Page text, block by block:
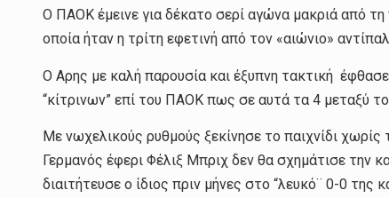
Ο ΠΑΟΚ έμεινε για δέκατο σερί αγώνα μακριά από
οποία ήταν η τρίτη εφετινή από τον «αιώνιο»
Ο Αρης με καλή παρουσία και έξυπνη τακτική
“κίτρινων” επί του ΠΑΟΚ πως σε αυτά τα 4 μεταξύ
Με νωχελικούς ρυθμούς ξεκίνησε το παιχνίδι
Γερμανός έφερι Φέλιξ Μπριχ δεν θα σχημάτισε την
διαιτήτευσε ο ίδιος πριν μήνες στο “λευκό¨ 0-0